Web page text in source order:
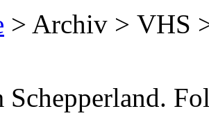
> Archiv > VHS